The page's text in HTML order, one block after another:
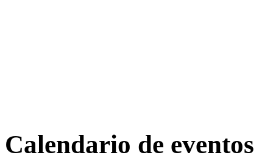
Calendario de eventos